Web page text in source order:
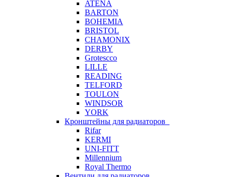
ATENA
BARTON
BOHEMIA
BRISTOL
CHAMONIX
DERBY
Grotescco
LILLE
READING
TELFORD
TOULON
WINDSOR
YORK
Кронштейны для радиаторов
Rifar
KERMI
UNI-FITT
Millennium
Royal Thermo